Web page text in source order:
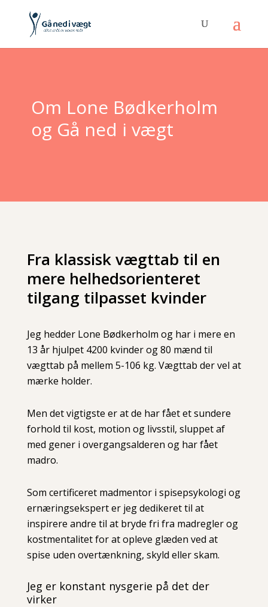
Om Lone Bødkerholm
og Gå ned i vægt
Fra klassisk vægttab til en
mere helhedsorienteret
tilgang tilpasset kvinder
Jeg hedder Lone Bødkerholm og har i mere en
13 år hjulpet 4200 kvinder og 80 mænd til
vægttab på mellem 5-106 kg. Vægttab der vel at
mærke holder.
Men det vigtigste er at de har fået et sundere
forhold til kost, motion og livsstil, sluppet af
med gener i overgangsalderen og har fået
madro.
Som certificeret madmentor i spisepsykologi og
ernæringsekspert er jeg dedikeret til at
inspirere andre til at bryde fri fra madregler og
kostmentalitet for at opleve glæden ved at
spise uden overtænkning, skyld eller skam.
Jeg er konstant nysgerie på det der
virker